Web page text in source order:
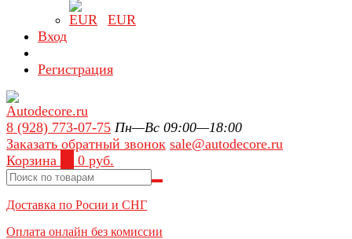
EUR
Вход
Регистрация
8 (928) 773-07-75 Пн—Вс 09:00—18:00
Заказать обратный звонок sale@autodecore.ru
Корзина
0 руб.
Доставка по Росии и СНГ
Оплата онлайн без комиссии